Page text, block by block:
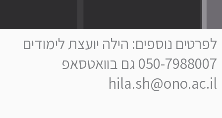
נוספים: הילה יועצת לימודים
050-7988007 גם בוואטסאפ